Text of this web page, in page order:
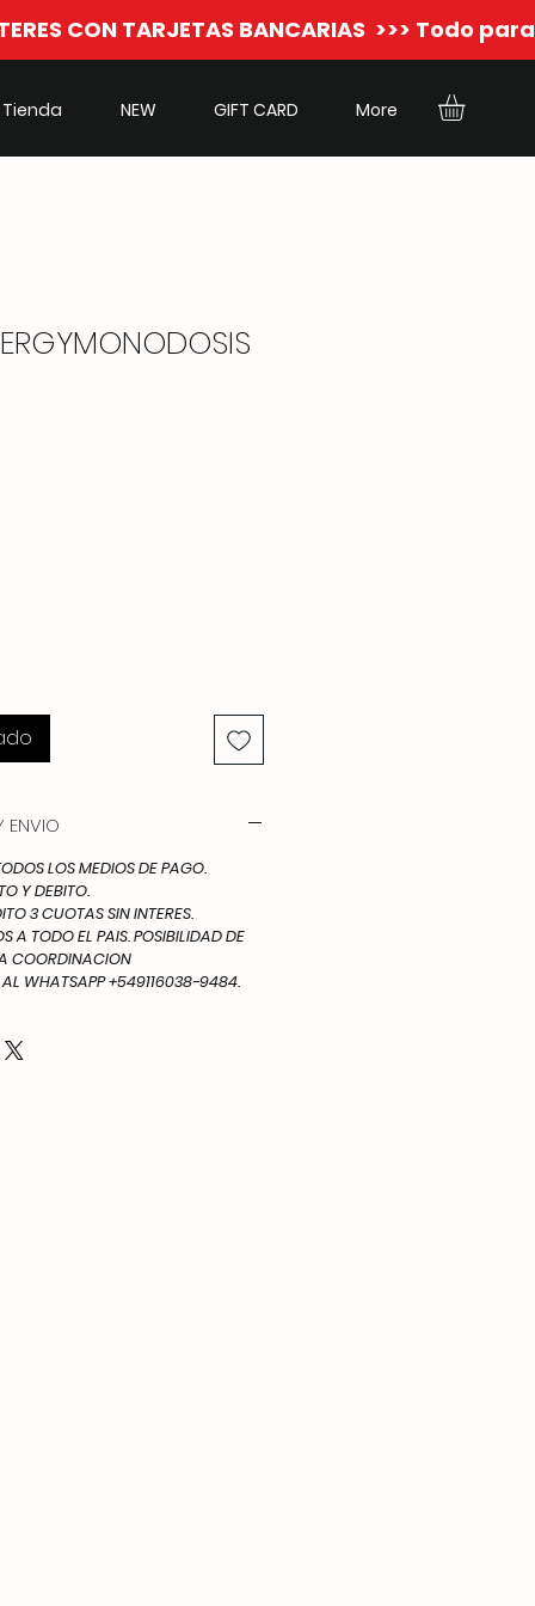
Tienda NEW GIFT CARD More
ENVIO
LOS MEDIOS DE PAGO.
Y DEBITO.
3 CUOTAS SIN INTERES.
A TODO EL PAIS. POSIBILIDAD DE
COORDINACION
WHATSAPP +549116038-9484.